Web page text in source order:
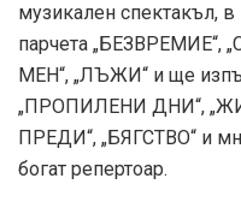
музикален спектакъл,
парчета
МЕН“, „ЛЪЖИ“ и ще
„ПРОПИЛЕНИ ДНИ“,
ПРЕДИ“, „БЯГСТВО“ и
богат репертоар.